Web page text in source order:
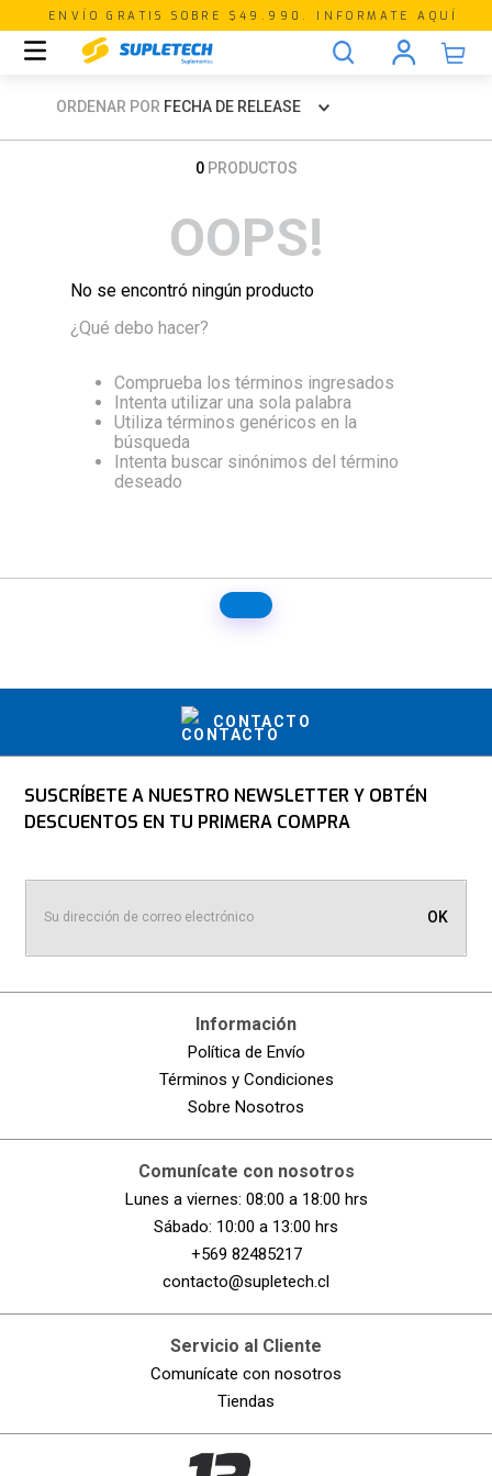
ENVÍO GRATIS SOBRE $49.990. INFORMATE AQUÍ
ORDENAR POR FECHA DE RELEASE
0 PRODUCTOS
OOPS!
No se encontró ningún producto
¿Qué debo hacer?
Comprueba los términos ingresados
Intenta utilizar una sola palabra
Utiliza términos genéricos en la
búsqueda
Intenta buscar sinónimos del término
deseado
CONTACTO
SUSCRÍBETE A NUESTRO NEWSLETTER Y OBTÉN
DESCUENTOS EN TU PRIMERA COMPRA
OK
Información
Política de Envío
Términos y Condiciones
Sobre Nosotros
Comunícate con nosotros
Lunes a viernes: 08:00 a 18:00 hrs
Sábado: 10:00 a 13:00 hrs
+569 82485217
contacto@supletech.cl
Servicio al Cliente
Comunícate con nosotros
Tiendas